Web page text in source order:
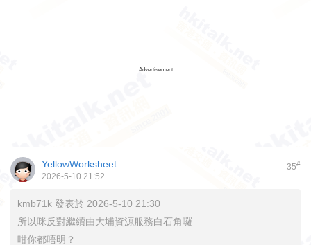
Advertisement
35#
YellowWorksheet
2026-5-10 21:52
kmb71k 發表於 2026-5-10 21:30
所以咪反對繼續由大埔資源服務白石角囉
咁你都唔明？